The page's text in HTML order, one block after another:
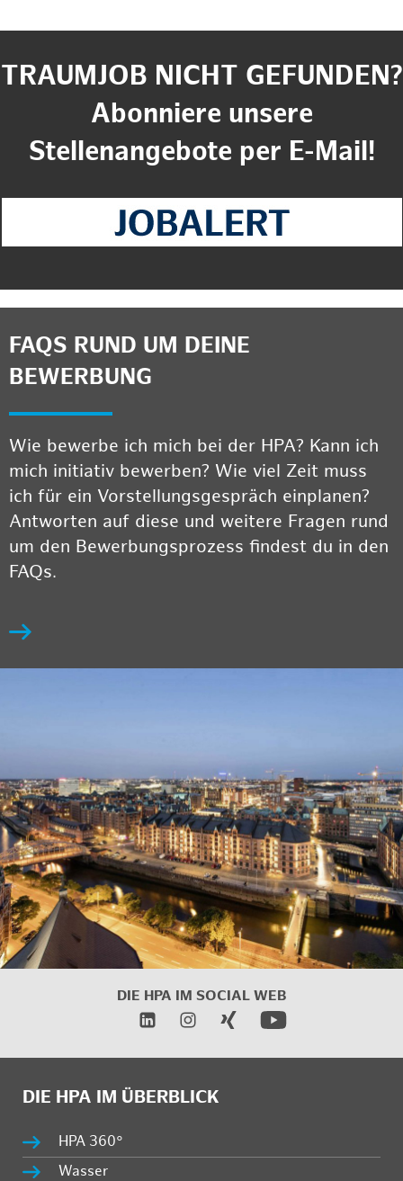
TRAUMJOB NICHT GEFUNDEN?
Abonniere unsere
Stellenangebote per E-Mail!
FAQS RUND UM DEINE
BEWERBUNG
Wie bewerbe ich mich bei der HPA? Kann ich
mich initiativ bewerben? Wie viel Zeit muss
ich für ein Vorstellungsgespräch einplanen?
Antworten auf diese und weitere Fragen rund
um den Bewerbungsprozess findest du in den
FAQs.
DIE HPA IM SOCIAL WEB
DIE HPA IM ÜBERBLICK
HPA 360°
Wasser